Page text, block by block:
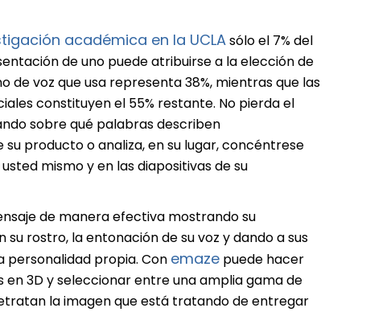
académica en la UCLAsólo el 7% del
de uno puede atribuirse a la elección de
de voz que usa representa 38%, mientras que las
constituyen el 55% restante. No pierda el
sobre qué palabras describen
producto o analiza, en su lugar, concéntrese
mismo y en las diapositivas de su
de manera efectiva mostrando su
su rostro, la entonación de su voz y dando a sus
personalidad propia. Con emazepuede hacer
en 3D y seleccionar entre una amplia gama de
la imagen que está tratando de entregar